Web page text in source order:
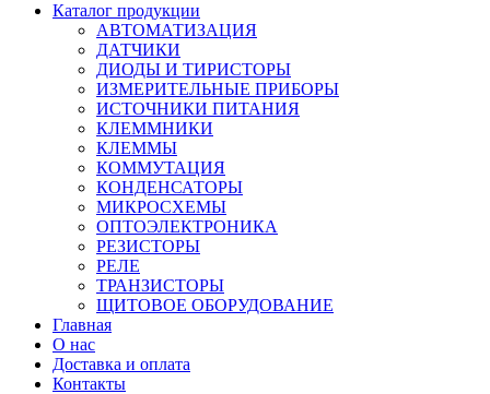
Каталог продукции
АВТОМАТИЗАЦИЯ
ДАТЧИКИ
ДИОДЫ И ТИРИСТОРЫ
ИЗМЕРИТЕЛЬНЫЕ ПРИБОРЫ
ИСТОЧНИКИ ПИТАНИЯ
КЛЕММНИКИ
КЛЕММЫ
КОММУТАЦИЯ
КОНДЕНСАТОРЫ
МИКРОСХЕМЫ
ОПТОЭЛЕКТРОНИКА
РЕЗИСТОРЫ
РЕЛЕ
ТРАНЗИСТОРЫ
ЩИТОВОЕ ОБОРУДОВАНИЕ
Главная
О нас
Доставка и оплата
Контакты